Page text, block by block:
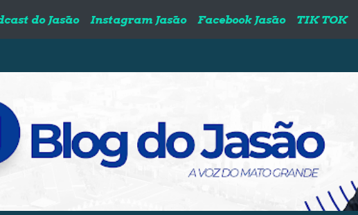
do Jasão Instagram Jasão Facebook Jasão TIK TOK